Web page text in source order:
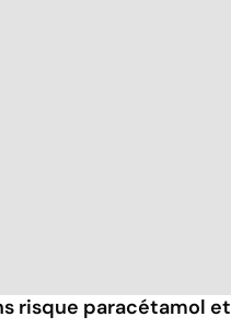
risque paracétamol et